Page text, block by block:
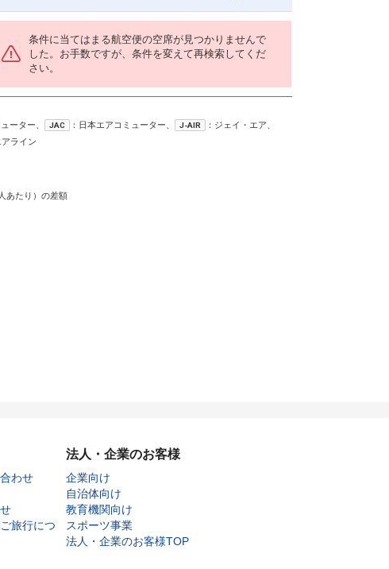
条件に当てはまる航空便の空席が見つかりませんで
した。お手数ですが、条件を変えて再検索してくだ
さい。
ーター、 JAC ：日本エアコミューター、 J-AIR ：ジェイ・エア、
アライン
あたり）の差額
わせ
旅行につ
法人・企業のお客様
企業向け
自治体向け
教育機関向け
スポーツ事業
法人・企業のお客様TOP